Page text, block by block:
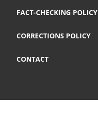
FACT-CHECKING POLICY
CORRECTIONS POLICY
CONTACT